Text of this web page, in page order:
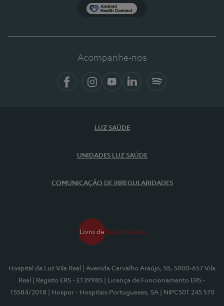
Acompanhe-nos
LUZ SAÚDE
UNIDADES LUZ SAÚDE
COMUNICAÇÃO DE IRREGULARIDADES
Hospital da Luz Vila Real
| Avenida Carvalho Araújo, 55, 5000-657 Vila
Real
| Registo ERS - E139985
| Licença de Funcionamento ERS -
15584/2018
| Hospor - Hospitais Portugueses, SA | NIPC501 245 570